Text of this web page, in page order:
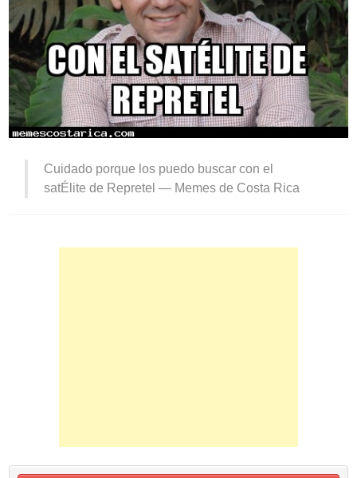
Cuidado porque los puedo buscar con el
satÉlite de Repretel — Memes de Costa Rica